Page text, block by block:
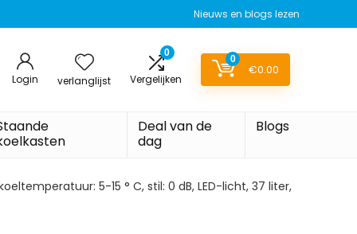
Nieuws en blogs lezen
Login verlanglijst
0
Vergelijken
0
€0.00
Deal van de
dag
Blogs
5-15 ° C, stil: 0 dB, LED-licht, 37 liter,